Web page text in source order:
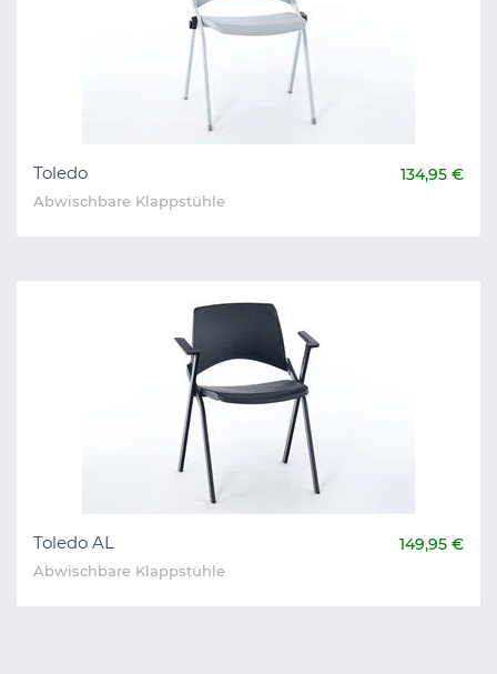
Toledo 134,95 €
Abwischbare Klappstühle
Toledo AL 149,95 €
Abwischbare Klappstühle